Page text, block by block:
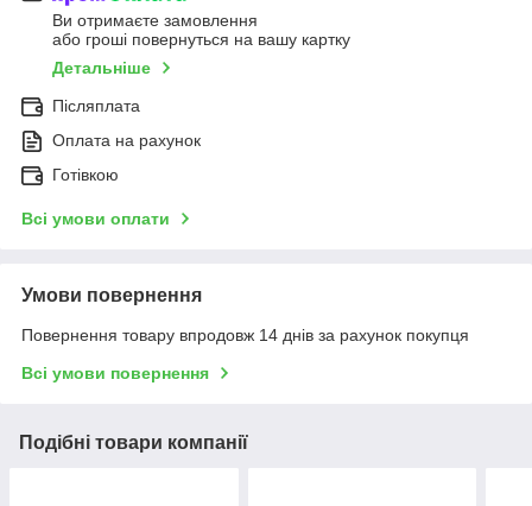
Ви отримаєте замовлення
або гроші повернуться на вашу картку
Детальніше
Післяплата
Оплата на рахунок
Готівкою
Всі умови оплати
Умови повернення
Повернення товару впродовж 14 днів за рахунок покупця
Всі умови повернення
Подібні товари компанії